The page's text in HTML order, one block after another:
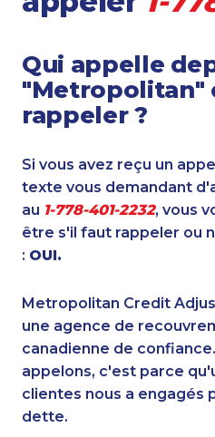
Qui appelle
"Metropolitan"
rappeler ?
Si vous avez reçu un
texte vous demandant
au 1-778-401-2232, vous
être s'il faut rappeler ou
: OUI.
Metropolitan Credit
une agence de
canadienne de
appelons, c'est parce
clientes nous a engagés
dette.